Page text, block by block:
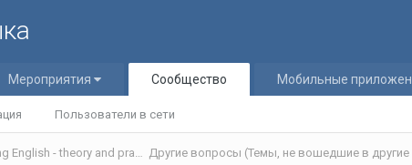
Мероприятия Сообщество
Пользователи в сети
Мобильные
Теория и практика обучения английскому языку/Teaching English - theory and practice Другие вопросы (Темы, не вошедшие в